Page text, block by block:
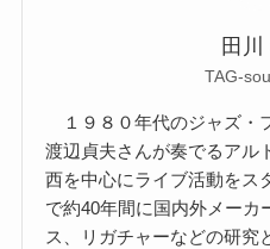
田川
TAG-
１９８０年代のジャズ・
渡辺貞夫さんが奏でるアル
西を中心にライブ活動をス
で約40年間に国内外メーカ
ス、リガチャーなどの研究